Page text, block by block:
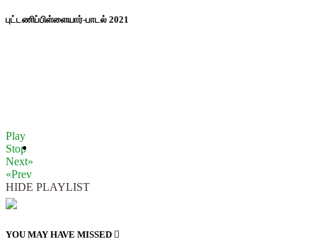
புட்டணிப்பிள்ளையார்-பாடல் 2021
Play
Stop
Next»
«Prev
HIDE PLAYLIST
YOU MAY HAVE MISSED